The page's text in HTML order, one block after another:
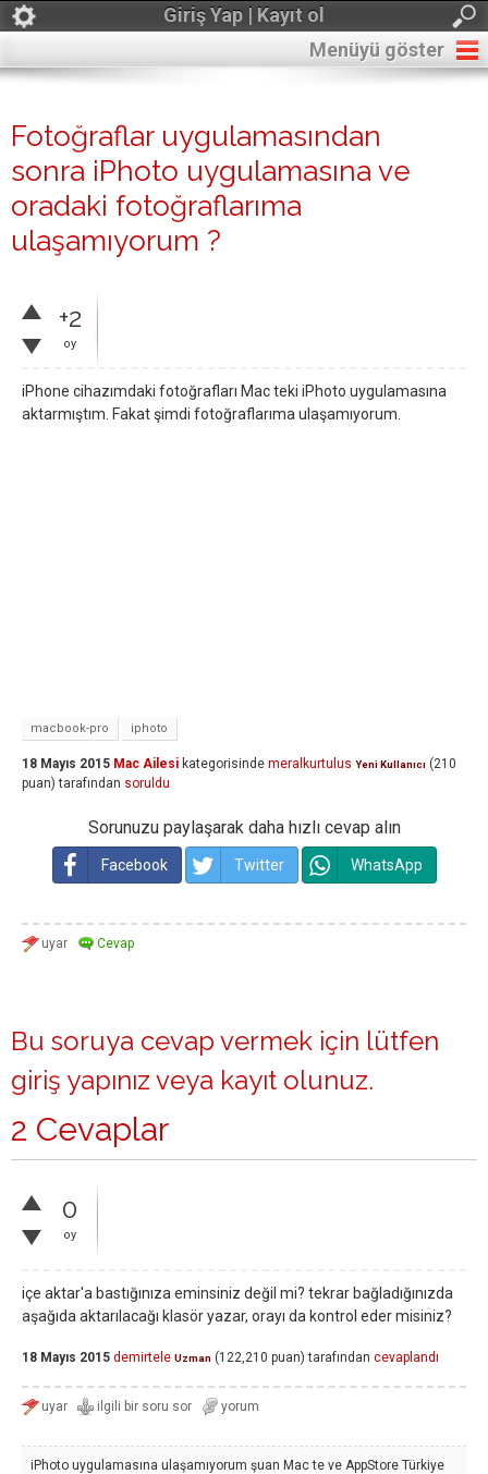
Giriş Yap | Kayıt ol
Menüyü göster
Fotoğraflar uygulamasından
sonra iPhoto uygulamasına ve
oradaki fotoğraflarıma
ulaşamıyorum ?
+2
oy
iPhone cihazımdaki fotoğrafları Mac teki iPhoto uygulamasına
aktarmıştım. Fakat şimdi fotoğraflarıma ulaşamıyorum.
macbook-pro iphoto
18 Mayıs 2015 Mac Ailesi kategorisinde meralkurtulus Yeni Kullanıcı (210
puan) tarafından soruldu
Sorunuzu paylaşarak daha hızlı cevap alın
Facebook Twitter WhatsApp
Bu soruya cevap vermek için lütfen
giriş yapınız veya kayıt olunuz.
2 Cevaplar
0
oy
içe aktar'a bastığınıza eminsiniz değil mi? tekrar bağladığınızda
aşağıda aktarılacağı klasör yazar, orayı da kontrol eder misiniz?
18 Mayıs 2015 demirtele Uzman (122,210 puan) tarafından cevaplandı
iPhoto uygulamasına ulaşamıyorum şuan Mac te ve AppStore Türkiye